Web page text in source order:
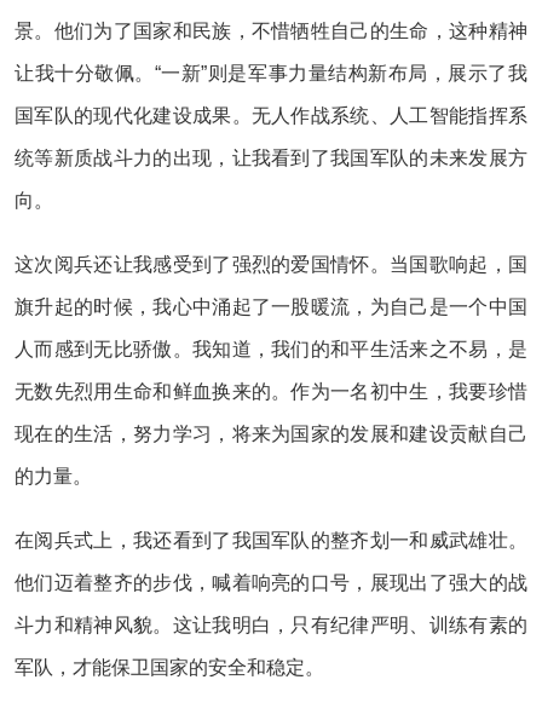
景。他们为了国家和民族，不惜牺牲自己的生命，这种精神
让我十分敬佩。“一新”则是军事力量结构新布局，展示了我
国军队的现代化建设成果。无人作战系统、人工智能指挥系
统等新质战斗力的出现，让我看到了我国军队的未来发展方
向。
这次阅兵还让我感受到了强烈的爱国情怀。当国歌响起，国
旗升起的时候，我心中涌起了一股暖流，为自己是一个中国
人而感到无比骄傲。我知道，我们的和平生活来之不易，是
无数先烈用生命和鲜血换来的。作为一名初中生，我要珍惜
现在的生活，努力学习，将来为国家的发展和建设贡献自己
的力量。
在阅兵式上，我还看到了我国军队的整齐划一和威武雄壮。
他们迈着整齐的步伐，喊着响亮的口号，展现出了强大的战
斗力和精神风貌。这让我明白，只有纪律严明、训练有素的
军队，才能保卫国家的安全和稳定。